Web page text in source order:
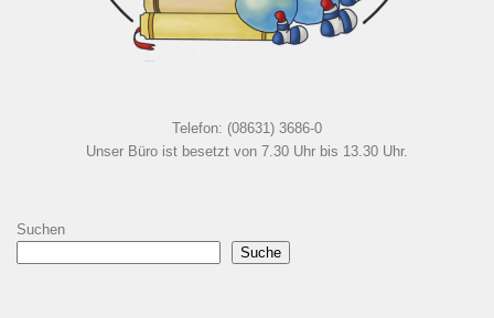
Telefon: (08631) 3686-0
Unser Büro ist besetzt von 7.30 Uhr bis 13.30 Uhr.
Suchen
Suche